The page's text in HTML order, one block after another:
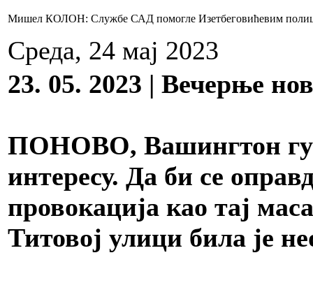
Мишел КОЛОН: Службе САД помогле Изетбеговићевим
Среда, 24 мај 2023
23. 05. 2023 | Вечерње
ПОНОВО, Вашингтон
интересу. Да би се
провокација као тај
Титовој улици била је